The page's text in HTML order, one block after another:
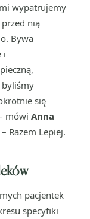
wypatrujemy
nią
Bywa
i
byliśmy
się
mówi Anna
Razem Lepiej.
pacjentek
specyfiki